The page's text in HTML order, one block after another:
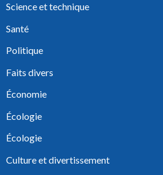
Science et technique
Santé
Politique
Faits divers
Économie
Écologie
Écologie
Culture et divertissement